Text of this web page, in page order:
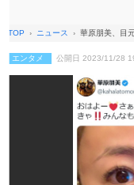
TOP ニュース 華原朋美、目
エンタメ 公開日 2023/11/28